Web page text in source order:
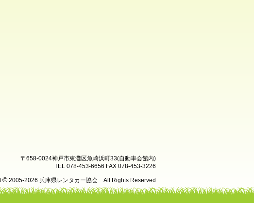
〒658-0024神戸市東灘区魚崎浜町33(自動車会館内)
TEL 078-453-6656 FAX 078-453-3226
© 2005-2026 兵庫県レンタカー協会 All Rights Reserved